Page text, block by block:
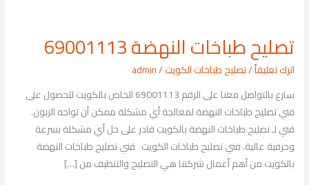
تصليح طباخات النهضة 69001113
اترك تعليقاً/تصليح طباخات الكويت/
admin
سارع بالتواصل معنا على الرقم 69001113 الخاص بالكويت للحصول على
فني تصليح طباخات النهضة لمعالجة أي مشكلة ممكن أن تواجه الزبون.
فني لـ تصليح طباخات النهضة بالكويت قادر على حل أي مشكلة بسرعة
وحرفية عالية. فني تصليح طباخات الكويت فني تصليح طباخات النهضة
بالكويت من أهم أعمال شركتنا هي التصليح والتنظيف من […]
تصليح
طباخات
النهضة
69001113